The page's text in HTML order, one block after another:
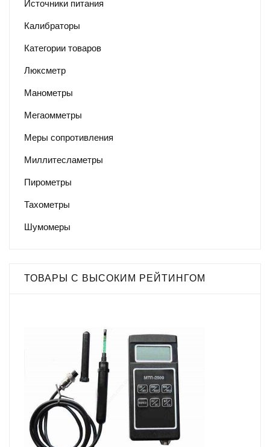
Источники питания
Калибраторы
Категории товаров
Люксметр
Манометры
Мегаомметры
Меры сопротивления
Миллитесламетры
Пирометры
Тахометры
Шумомеры
ТОВАРЫ С ВЫСОКИМ РЕЙТИНГОМ